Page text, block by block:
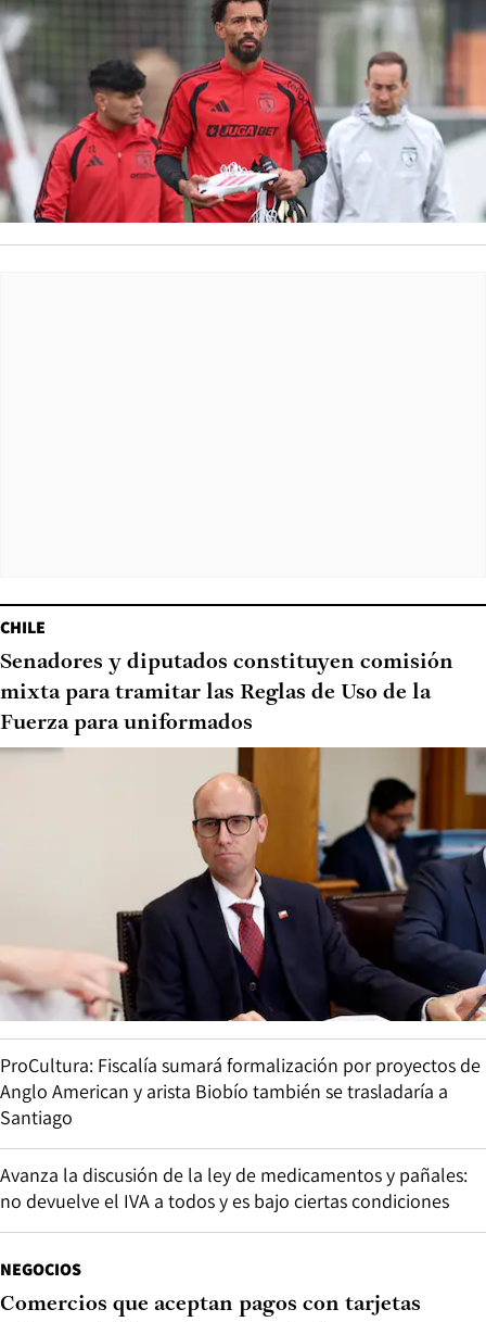
CHILE
Senadores y diputados constituyen comisión
mixta para tramitar las Reglas de Uso de la
Fuerza para uniformados
ProCultura: Fiscalía sumará formalización por proyectos de
Anglo American y arista Biobío también se trasladaría a
Santiago
Avanza la discusión de la ley de medicamentos y pañales:
no devuelve el IVA a todos y es bajo ciertas condiciones
NEGOCIOS
Comercios que aceptan pagos con tarjetas